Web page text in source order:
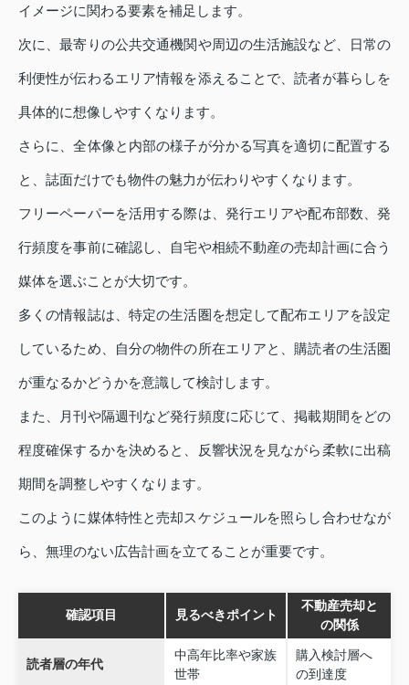
イメージに関わる要素を補足します。
次に、最寄りの公共交通機関や周辺の生活施設など、日常の
利便性が伝わるエリア情報を添えることで、読者が暮らしを
具体的に想像しやすくなります。
さらに、全体像と内部の様子が分かる写真を適切に配置する
と、誌面だけでも物件の魅力が伝わりやすくなります。
フリーペーパーを活用する際は、発行エリアや配布部数、発
行頻度を事前に確認し、自宅や相続不動産の売却計画に合う
媒体を選ぶことが大切です。
多くの情報誌は、特定の生活圏を想定して配布エリアを設定
しているため、自分の物件の所在エリアと、購読者の生活圏
が重なるかどうかを意識して検討します。
また、月刊や隔週刊など発行頻度に応じて、掲載期間をどの
程度確保するかを決めると、反響状況を見ながら柔軟に出稿
期間を調整しやすくなります。
このように媒体特性と売却スケジュールを照らし合わせなが
ら、無理のない広告計画を立てることが重要です。
確認項目 見るべきポイント
不動産売却と
の関係
読者層の年代
中高年比率や家族
世帯
購入検討層へ
の到達度